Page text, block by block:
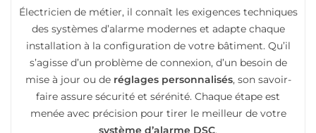
Électricien de métier, il connaît les exigences techniques
des systèmes d’alarme modernes et adapte chaque
installation à la configuration de votre bâtiment. Qu’il
s’agisse d’un problème de connexion, d’un besoin de
mise à jour ou de réglages personnalisés, son savoir-
faire assure sécurité et sérénité. Chaque étape est
menée avec précision pour tirer le meilleur de votre